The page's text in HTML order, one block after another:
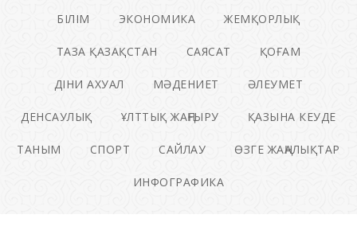
БІЛІМ ЭКОНОМИКА ЖЕМҚОРЛЫҚ
ТАЗА ҚАЗАҚСТАН САЯСАТ ҚОҒАМ
ДІНИ АХУАЛ МӘДЕНИЕТ ӘЛЕУМЕТ
ДЕНСАУЛЫҚ ҰЛТТЫҚ ЖАҢҒЫРУ ҚАЗЫНА КЕУДЕ
ТАНЫМ СПОРТ САЙЛАУ ӨЗГЕ ЖАҢАЛЫҚТАР
ИНФОГРАФИКА